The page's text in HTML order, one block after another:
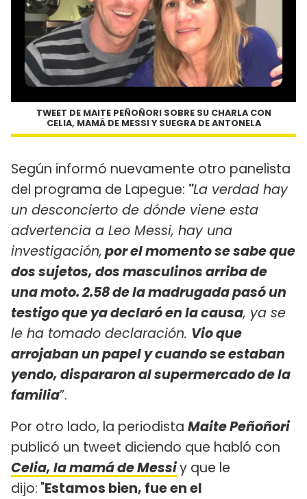
TWEET DE MAITE PEÑOÑORI SOBRE SU CHARLA CON
CELIA, MAMÁ DE MESSI Y SUEGRA DE ANTONELA
Según informó nuevamente otro panelista
del programa de Lapegue: "La verdad hay
un desconcierto de dónde viene esta
advertencia a Leo Messi, hay una
investigación,por el momento se sabe que
dos sujetos, dos masculinos arriba de
una moto. 2.58 de la madrugada pasó un
testigo que ya declaró en la causa, ya se
le ha tomado declaración. Vio que
arrojaban un papel y cuando se estaban
yendo, dispararon al supermercado de la
familia”.
Por otro lado, la periodista Maite Peñoñori
publicó un tweet diciendo que habló con
Celia, la mamá de Messiy que le
dijo: "Estamos bien, fue en el